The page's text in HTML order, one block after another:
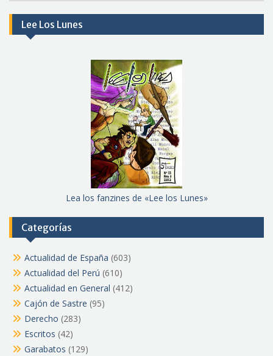
Lee Los Lunes
Lea los fanzines de «Lee los Lunes»
Categorías
Actualidad de España (603)
Actualidad del Perú (610)
Actualidad en General (412)
Cajón de Sastre (95)
Derecho (283)
Escritos (42)
Garabatos (129)